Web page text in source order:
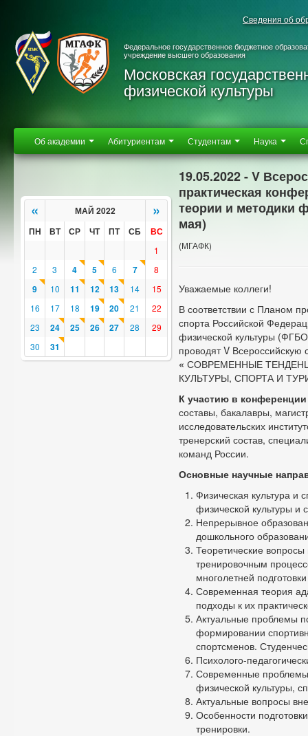
Сведения об
Федеральное государственное бюджетное
учреждение высшего образования
Московская
физической культуры
Об академии Абитуриентам Студентам Наука
« МАЙ 2022 »
ПН ВТ СР ЧТ ПТ СБ ВС
1
2
3 4 5 6 7 8
9 10 11 12 13 14
15
16
17 18 19 20 21
22
23
24 25 26 27 28
29
30
31
19.05.2022 - V
практическая
теории и методики
мая)
(МГАФК)
Уважаемые коллеги!
В соответствии с Планом
спорта Российской
физической культуры
проводят V
« СОВРЕМЕННЫЕ
КУЛЬТУРЫ, СПОРТА И
К участию в конференции
составы, бакалавры,
исследовательских
тренерский состав,
команд России.
Основные научные
Физическая культура и
физической культуры и
Непрерывное
дошкольного
Теоретические
тренировочным
многолетней
Современная теория
подходы к их
Актуальные проблемы
формировании
спортсменов.
Психолого-
Современные проблемы
физической культуры,
Актуальные вопросы
Особенности
тренировки.